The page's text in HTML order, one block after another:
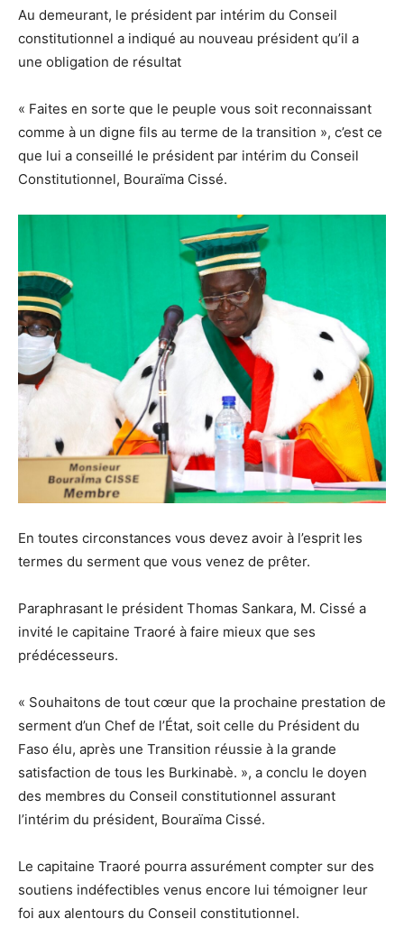
Au demeurant, le président par intérim du Conseil
constitutionnel a indiqué au nouveau président qu’il a
une obligation de résultat
« Faites en sorte que le peuple vous soit reconnaissant
comme à un digne fils au terme de la transition », c’est ce
que lui a conseillé le président par intérim du Conseil
Constitutionnel, Bouraïma Cissé.
En toutes circonstances vous devez avoir à l’esprit les
termes du serment que vous venez de prêter.
Paraphrasant le président Thomas Sankara, M. Cissé a
invité le capitaine Traoré à faire mieux que ses
prédécesseurs.
« Souhaitons de tout cœur que la prochaine prestation de
serment d’un Chef de l’État, soit celle du Président du
Faso élu, après une Transition réussie à la grande
satisfaction de tous les Burkinabè. », a conclu le doyen
des membres du Conseil constitutionnel assurant
l’intérim du président, Bouraïma Cissé.
Le capitaine Traoré pourra assurément compter sur des
soutiens indéfectibles venus encore lui témoigner leur
foi aux alentours du Conseil constitutionnel.